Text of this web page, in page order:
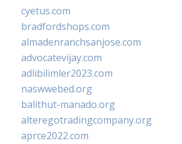
cyetus.com
bradfordshops.com
almadenranchsanjose.com
advocatevijay.com
adlibilimler2023.com
naswwebed.org
balithut-manado.org
alteregotradingcompany.org
aprce2022.com